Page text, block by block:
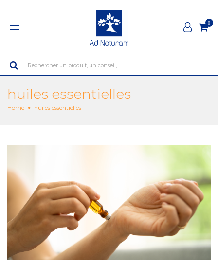
0
Rechercher un produit, un conseil, ...
huiles essentielles
Home huiles essentielles